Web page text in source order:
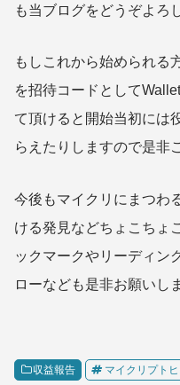
も当ブログをどうぞよろ
もしこれから始められる
を招待コードとして
て頂けると開始当初には
らえたりしますので是非
今後もマイクリにまつわ
ける発見などちょこちょ
ックマークやリーディン
ローなども是非お願いし
収益報告 マイクリプト